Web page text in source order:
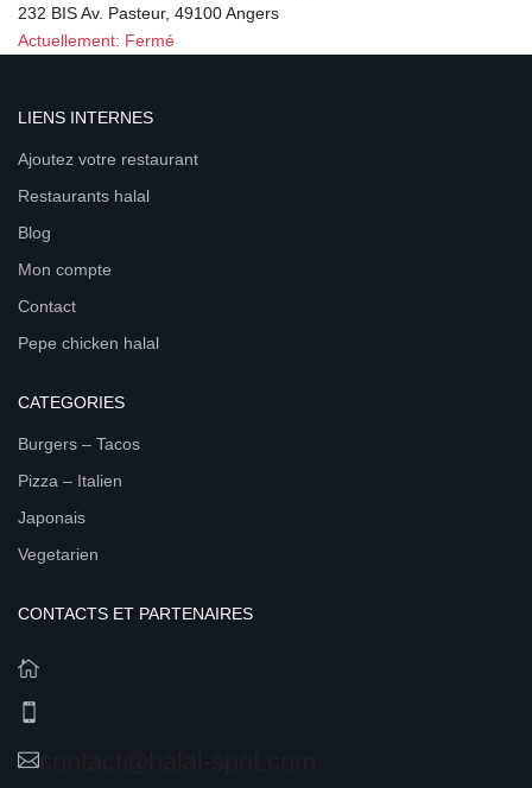
232 BIS Av. Pasteur, 49100 Angers
Actuellement: Fermé
LIENS INTERNES
Ajoutez votre restaurant
Restaurants halal
Blog
Mon compte
Contact
Pepe chicken halal
CATEGORIES
Burgers – Tacos
Pizza – Italien
Japonais
Vegetarien
CONTACTS ET PARTENAIRES